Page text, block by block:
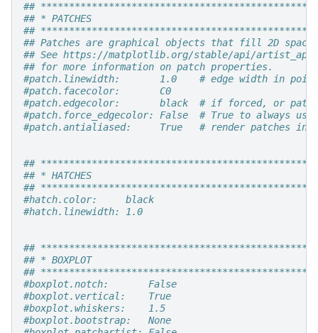
##
## * PATCHES
##
## Patches are graphical objects that fill 2D
## See https://matplotlib.org/stable/api/
## for more information on patch properties.
#patch.linewidth:       1.0    # edge width in
#patch.facecolor:       C0
#patch.edgecolor:       black  # if forced, or
#patch.force_edgecolor: False  # True to always use
#patch.antialiased:     True   # render patches in
##
## * HATCHES
##
#hatch.color:     black
#hatch.linewidth: 1.0
##
## * BOXPLOT
##
#boxplot.notch:       False
#boxplot.vertical:    True
#boxplot.whiskers:    1.5
#boxplot.bootstrap:   None